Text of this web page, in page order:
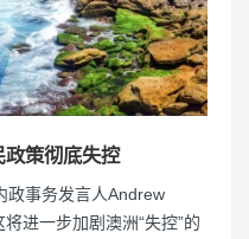
政策彻底失控
政事务发言人Andrew
进一步加剧澳洲“失控”的